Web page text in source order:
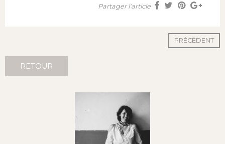
Partager l'article
PRÉCÉDENT
RETOUR